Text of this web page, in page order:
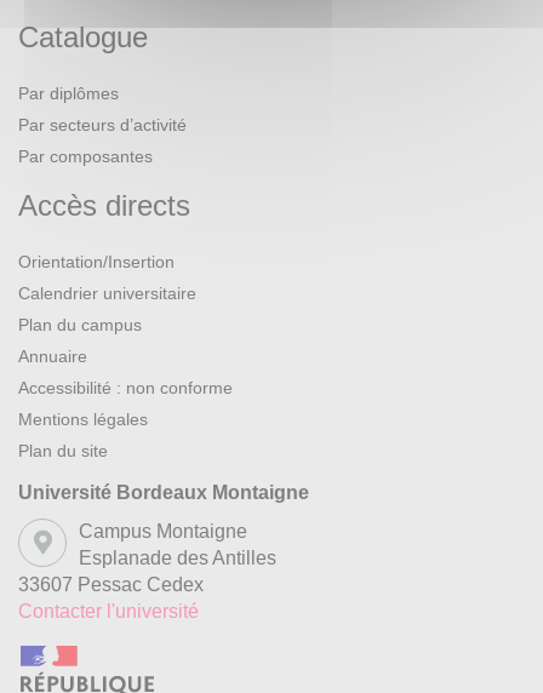
Catalogue
Par diplômes
Par secteurs d’activité
Par composantes
Accès directs
Orientation/Insertion
Calendrier universitaire
Plan du campus
Annuaire
Accessibilité : non conforme
Mentions légales
Plan du site
Université Bordeaux Montaigne
Campus Montaigne
Esplanade des Antilles
33607 Pessac Cedex
Contacter l'université